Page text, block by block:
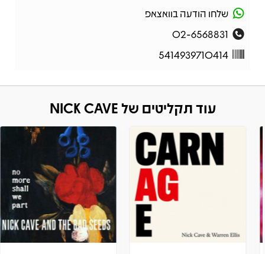
שלחו הודעה בוואצאפ
02-6568831
5414939710414
עוד תקליטים של NICK CAVE